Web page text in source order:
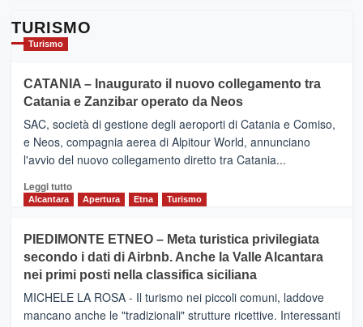
TURISMO
Turismo
CATANIA – Inaugurato il nuovo collegamento tra
Catania e Zanzibar operato da Neos
SAC, società di gestione degli aeroporti di Catania e Comiso,
e Neos, compagnia aerea di Alpitour World, annunciano
l'avvio del nuovo collegamento diretto tra Catania...
Leggi tuttoLeggi
CATANIA
–
Inaugurato
il
nuovo
collegamento
Alcantara Apertura Etna Turismo
PIEDIMONTE ETNEO – Meta turistica privilegiata
secondo i dati di Airbnb. Anche la Valle Alcantara
nei primi posti nella classifica siciliana
MICHELE LA ROSA - Il turismo nei piccoli comuni, laddove
mancano anche le "tradizionali" strutture ricettive. Interessanti